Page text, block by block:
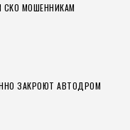
МОШЕННИКАМ
ЗАКРОЮТ АВТОДРОМ